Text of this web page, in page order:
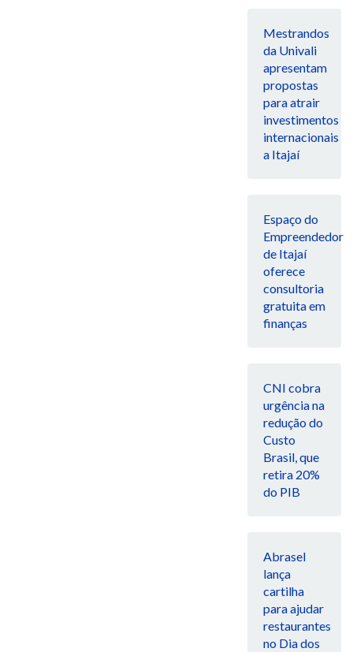
Mestrandos
da Univali
apresentam
propostas
para atrair
investimentos
internacionais
a Itajaí
Espaço do
Empreendedor
de Itajaí
oferece
consultoria
gratuita em
finanças
CNI cobra
urgência na
redução do
Custo
Brasil, que
retira 20%
do PIB
Abrasel
lança
cartilha
para ajudar
restaurantes
no Dia dos